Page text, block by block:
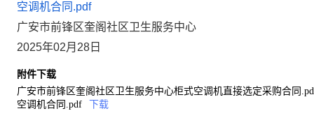
空调机合同.pdf
广安市前锋区奎阁社区卫生服务中心
2025年02月28日
附件下载
广安市前锋区奎阁社区卫生服务中心柜式空调机直接选定采购合同
空调机合同.pdf
下载